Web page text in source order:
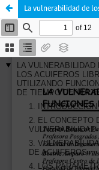
La vulnerabilidad de